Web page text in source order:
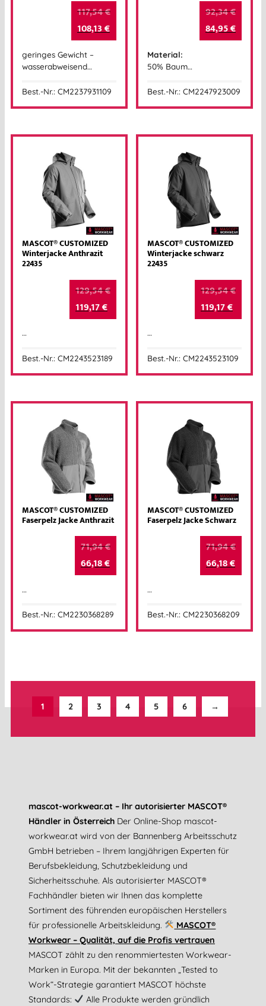
117,54€
108,13€
geringes Gewicht –
wasserabweisend…
Best.-Nr.: CM2237931109
92,34€
84,95€
Material:
50% Baum…
Best.-Nr.: CM2247923009
MASCOT® CUSTOMIZED
Winterjacke Anthrazit
22435
129,54€
119,17€
…
Best.-Nr.: CM2243523189
MASCOT® CUSTOMIZED
Winterjacke schwarz
22435
129,54€
119,17€
…
Best.-Nr.: CM2243523109
MASCOT® CUSTOMIZED
Faserpelz Jacke Anthrazit
71,94€
66,18€
…
Best.-Nr.: CM2230368289
MASCOT® CUSTOMIZED
Faserpelz Jacke Schwarz
71,94€
66,18€
…
Best.-Nr.: CM2230368209
1 2 3 4 5 6 →
mascot-workwear.at – Ihr autorisierter MASCOT®
Händler in Österreich Der Online-Shop mascot-
workwear.at wird von der Bannenberg Arbeitsschutz
GmbH betrieben – Ihrem langjährigen Experten für
Berufsbekleidung, Schutzbekleidung und
Sicherheitsschuhe. Als autorisierter MASCOT®
Fachhändler bieten wir Ihnen das komplette
Sortiment des führenden europäischen Herstellers
für professionelle Arbeitskleidung.
MASCOT®
Workwear – Qualität, auf die Profis vertrauen
MASCOT zählt zu den renommiertesten Workwear-
Marken in Europa. Mit der bekannten „Tested to
Work“-Strategie garantiert MASCOT höchste
Standards:
Alle Produkte werden gründlich